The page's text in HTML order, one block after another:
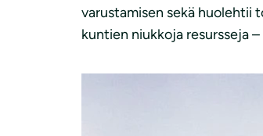
varustamisen sekä huolehtii
kuntien niukkoja resursseja